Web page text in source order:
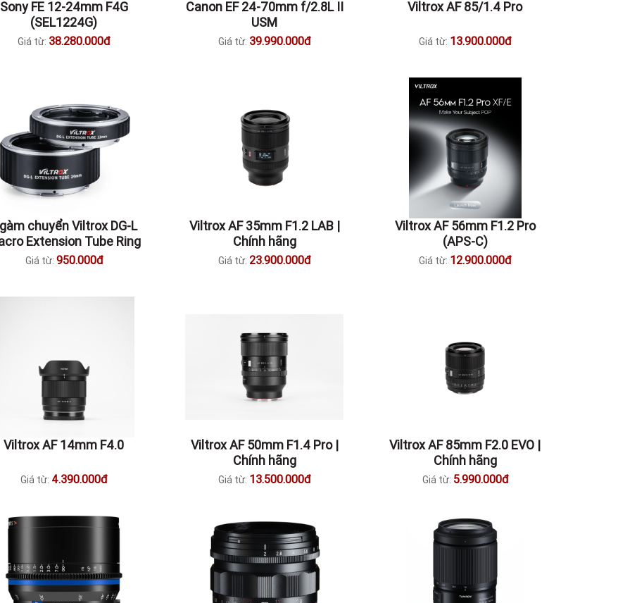
Sony FE 12-24mm F4G
(SEL1224G)
Giá từ: 38.280.000đ
Canon EF 24-70mm f/2.8L II
USM
Giá từ: 39.990.000đ
Viltrox AF 85/1.4 Pro
Giá từ: 13.900.000đ
chuyển Viltrox DG-L
Extension Tube Ring
Giá từ: 950.000đ
Viltrox AF 35mm F1.2 LAB |
Chính hãng
Giá từ: 23.900.000đ
Viltrox AF 56mm F1.2 Pro
(APS-C)
Giá từ: 12.900.000đ
Viltrox AF 14mm F4.0
Giá từ: 4.390.000đ
Viltrox AF 50mm F1.4 Pro |
Chính hãng
Giá từ: 13.500.000đ
Viltrox AF 85mm F2.0 EVO |
Chính hãng
Giá từ: 5.990.000đ